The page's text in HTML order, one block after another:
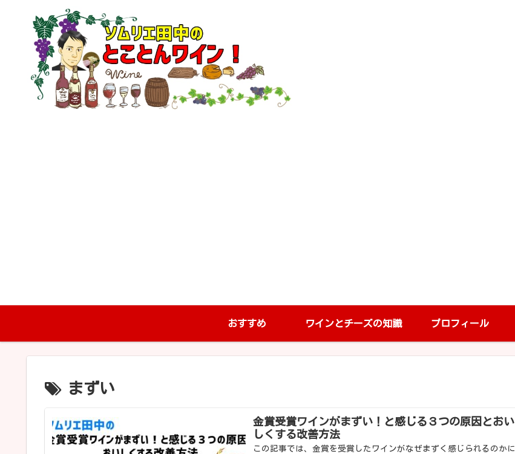
おすすめ ワインとチーズの知識 プロフィール
まずい
金賞受賞ワインがまずい！と感じる３つの原因とおい
しくする改善方法
この記事では、金賞を受賞したワインがなぜまずく感じられるのかに